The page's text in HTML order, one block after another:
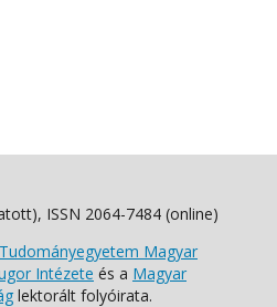
ISSN 2064-7484 (online)
Magyar
Intézete és a Magyar
lektorált folyóirata.